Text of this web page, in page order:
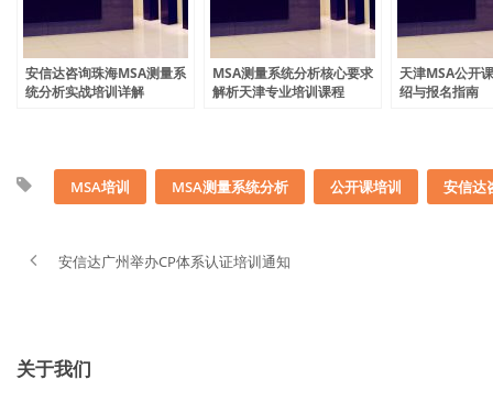
安信达咨询珠海MSA测量系
统分析实战培训详解
MSA测量系统分析核心要求
解析天津专业培训课程
天津MSA公开
绍与报名指南
MSA培训 MSA测量系统分析 公开课培训 安信达
安信达广州举办CP体系认证培训通知
关于我们